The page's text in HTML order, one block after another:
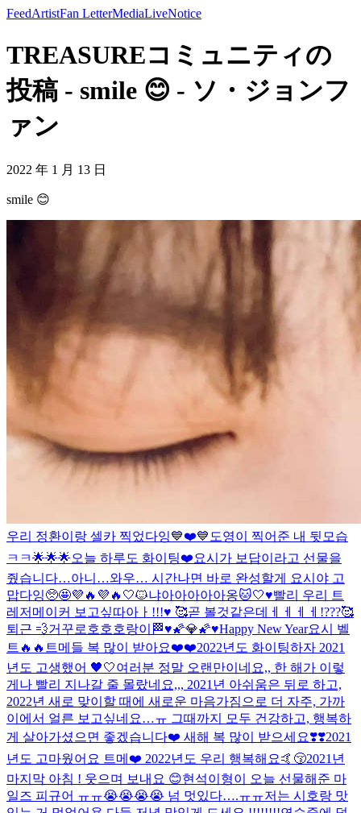
FeedArtistFan LetterMediaLiveNotice
TREASUREコミュニティの
投稿 - smile 😊 - ソ・ジョンフ
ァン
2022 年 1 月 13 日
smile 😊
우리 정환이랑 셀카 찍었다잉💙❤️💙 도영이 찍어준 내 뒷모습
ㅋㅋ🌟🌟🌟오늘 하루도 화이팅❤️요시가 보답이라고 선물을
줬습니다…아니…와우… 시간나면 바로 완성할게 요시야 고
맙다잉🥺🤩💜🔥💜🔥 🤍🐱냐아아아아아옹🐱🤍♥️빨리 우리 트
레저메이커 보고싶따아ㅏ!!!♥️ 🥰곧 볼것같은데ㅔㅔㅔㅔ!???🥰
퇴근 💨거꾸로호호호랑이 🏁♥️🌠💎🌠♥️Happy New Year요시 벨
트🔥🔥 트메들 복 많이 받아요❤️❤️2022년도 화이팅하자 2021
년도 고생했어 🖤🤍여러분 정말 오랜만이네요,, 한 해가 이렇
게나 빨리 지나갈 줄 몰랐네요,,, 2021년 아쉬움은 뒤로 하고,
2022년 새로 맞이할 때에 새로운 마음가짐으로 더 자주, 가까
이에서 얼른 보고싶네요…ㅠ 그때까지 모두 건강하고, 행복하
게 살아가셨으면 좋겠습니다❤️ 새해 복 많이 받으세요❣️❣️2021
년도 고마웠어요 트메❤️ 2022년도 우리 행복해요🤙😚2021년
마지막 아침 ! 웃으며 보내요 😊현석이형이 오늘 선물해준 마
일즈 피규어 ㅠㅠ😭😭😭😭 넘 멋있다….ㅠㅠ저는 시호랑 맛